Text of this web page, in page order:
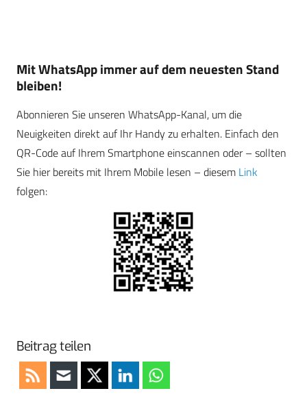
Mit WhatsApp immer auf dem neuesten Stand
bleiben!
Abonnieren Sie unseren WhatsApp-Kanal, um die
Neuigkeiten direkt auf Ihr Handy zu erhalten. Einfach den
QR-Code auf Ihrem Smartphone einscannen oder – sollten
Sie hier bereits mit Ihrem Mobile lesen – diesem Link
folgen:
Beitrag teilen